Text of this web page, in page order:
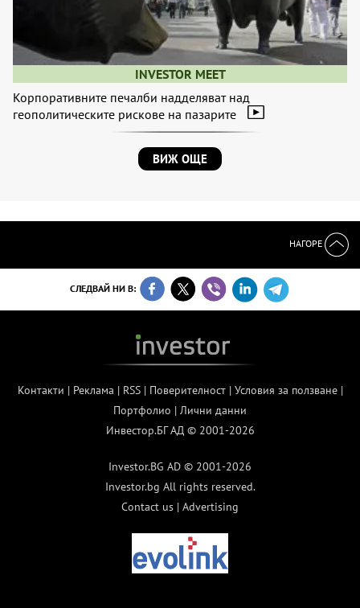
INVESTOR MEET
Корпоративните печалби надделяват над
геополитическите рискове на пазарите
ВИЖ ОЩЕ
НАГОРЕ
СЛЕДВАЙ НИ В:
Контакти | Реклама | RSS| Поверителност| Условия за ползване|
Портфолио | Лични данни
Инвестор.БГ АД © 2001-2026
Investor.BG AD © 2001-2026
Investor.bg All rights reserved.
Contact us | Advertising